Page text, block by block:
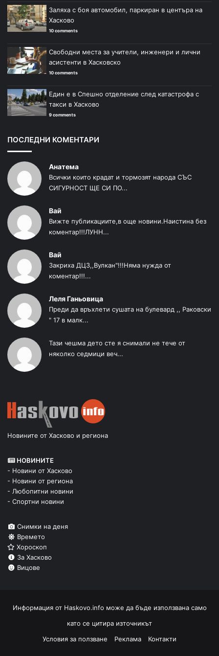
Заляха с боя автомобил, паркиран в центъра на
Хасково
10 comments
Свободни места за учители, инженери и лични
асистенти в Хасковско
10 comments
Един е в Спешно отделение след катастрофа с
такси в Хасково
9 comments
ПОСЛЕДНИ КОМЕНТАРИ
Анатема
Всички които крадат и тормозят народа СЪС
СИГУРНОСТ ЩЕ СИ ПО...
Вай
Вижте публикациите,в още новини.Наистина без
коментар!!!ЛУНН...
Вай
Закриха ДЦЗ,,Вулкан"!!!Няма нужда от
коментар!!!...
Леля Ганьовица
Преди да връхлети сушата на булевард ,, Раковски
" 17 в малк...
Тази чешма дето сте я снимали не тече от
няколко седмици веч...
Новините от Хасково и региона
НОВИНИТЕ
- Новини от Хасково
- Новини от региона
- Любопитни новини
- Спортни новини
Снимки на деня
Времето
Хороскоп
За Хасково
Вицове
Информация от Haskovo.info може да бъде използвана само
като се цитира източникът
Условия за ползване
Реклама Контакти